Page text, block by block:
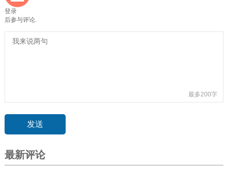
登录
后参与评论.
最多200字
最新评论